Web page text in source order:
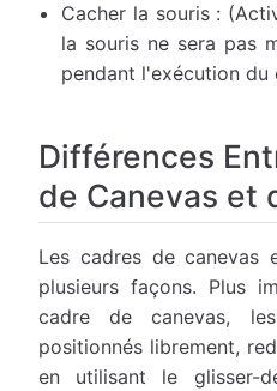
Cacher la souris :
la souris ne sera pas
pendant l'exécution du
Différences
de Canevas et
Les cadres de
plusieurs façons. Plus
cadre de canevas,
positionnés librement,
en utilisant le glisser-